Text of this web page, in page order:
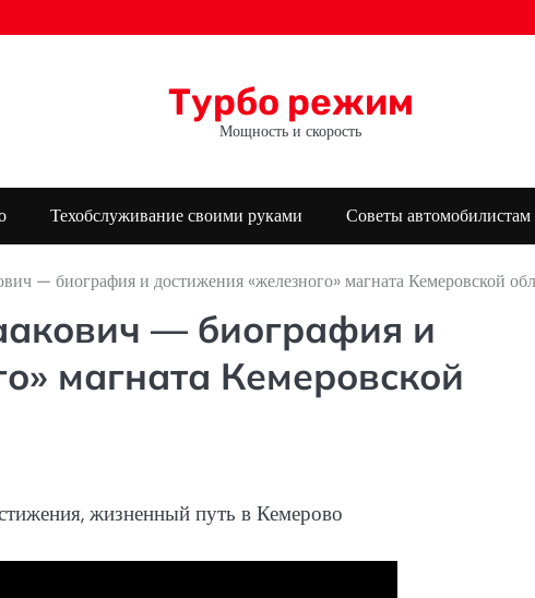
Турбо режим
Мощность и скорость
Техобслуживание своими руками Советы автомобилистам
— биография и достижения «железного» магната Кемеровской
— биография и
магната Кемеровской